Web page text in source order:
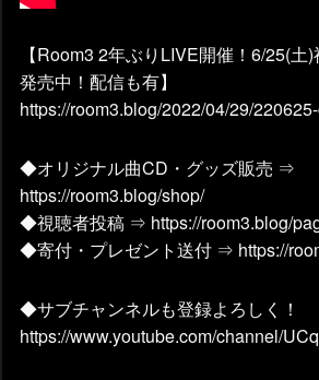
【Room3 2年ぶりLIVE開催！6/25(土
発売中！配信も有】
https://room3.blog/2022/04/29/
◆オリジナル曲CD・グッズ販売 ⇒
https://room3.blog/shop/
◆視聴者投稿 ⇒ https://room3.blog/
◆寄付・プレゼント送付 ⇒ https://
◆サブチャンネルも登録よろしく！
https://www.youtube.com/channel/